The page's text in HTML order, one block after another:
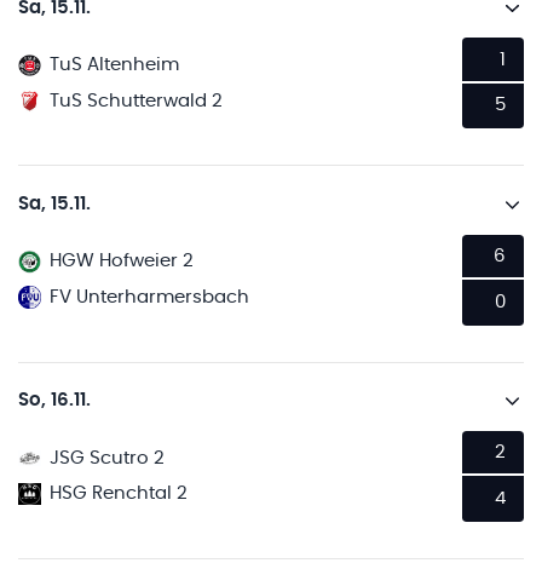
Sa, 15.11.
TuS Altenheim
TuS Schutterwald 2
5
Sa, 15.11.
HGW Hofweier 2
FV Unterharmersbach
6
0
So, 16.11.
JSG Scutro 2
HSG Renchtal 2
2
4